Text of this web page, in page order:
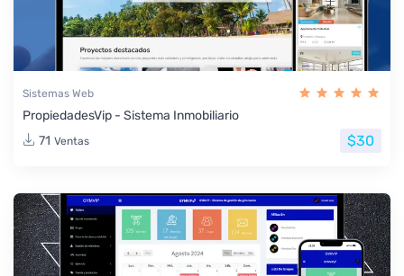
Sistemas Web
PropiedadesVip - Sistema Inmobiliario
71 Ventas $30